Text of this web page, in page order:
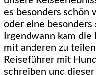
es besonders schön
oder eine besonders
Irgendwann kam
mit anderen zu
Reiseführer mit
schreiben und